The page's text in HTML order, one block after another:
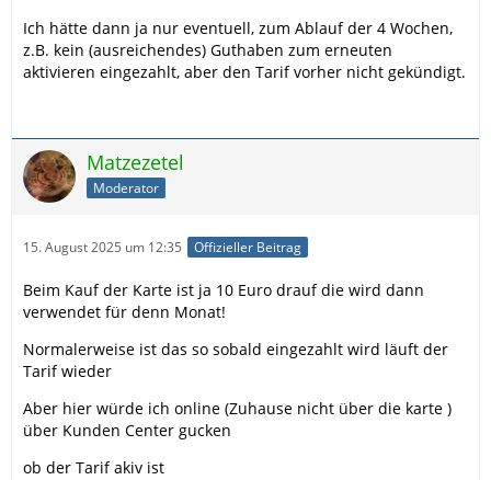
Ich hätte dann ja nur eventuell, zum Ablauf der 4 Wochen,
z.B. kein (ausreichendes) Guthaben zum erneuten
aktivieren eingezahlt, aber den Tarif vorher nicht gekündigt.
Matzezetel
Moderator
15. August 2025 um 12:35 Offizieller Beitrag
Beim Kauf der Karte ist ja 10 Euro drauf die wird dann
verwendet für denn Monat!
Normalerweise ist das so sobald eingezahlt wird läuft der
Tarif wieder
Aber hier würde ich online (Zuhause nicht über die karte )
über Kunden Center gucken
ob der Tarif akiv ist